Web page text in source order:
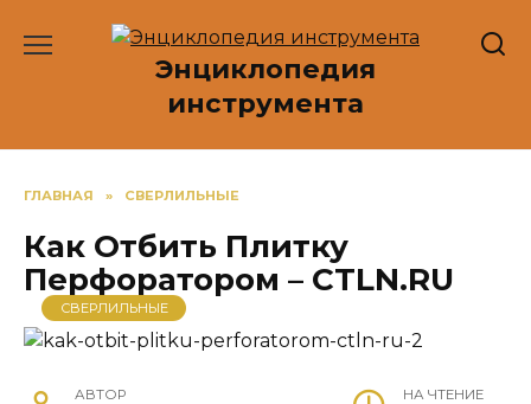
Энциклопедия
инструмента
ГЛАВНАЯ » СВЕРЛИЛЬНЫЕ
Как Отбить Плитку
Перфоратором – CTLN.RU
СВЕРЛИЛЬНЫЕ
АВТОР НА ЧТЕНИЕ